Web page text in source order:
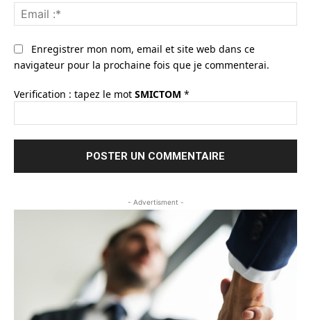
:*
Enregistrer mon nom, email et site web dans ce
navigateur pour la prochaine fois que je commenterai.
Verification : tapez le mot SMICTOM *
- Advertisment -